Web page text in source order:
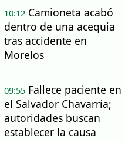
10:12Camioneta acabó
dentro de una acequia
tras accidente en
Morelos
09:55Fallece paciente en
el Salvador Chavarría;
autoridades buscan
establecer la causa